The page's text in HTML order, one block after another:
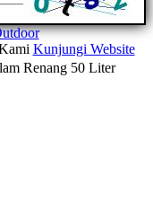
Kunjungi Website